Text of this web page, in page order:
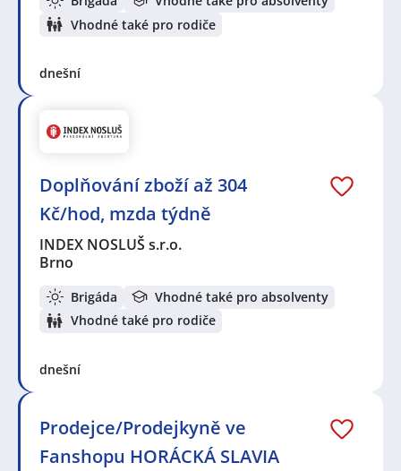
Vhodné také pro rodiče
dnešní
Doplňování zboží až 304
Kč/hod, mzda týdně
INDEX NOSLUŠ s.r.o.
Brno
Brigáda
Vhodné také pro absolventy
Vhodné také pro rodiče
dnešní
Prodejce/Prodejkyně ve
Fanshopu HORÁCKÁ SLAVIA